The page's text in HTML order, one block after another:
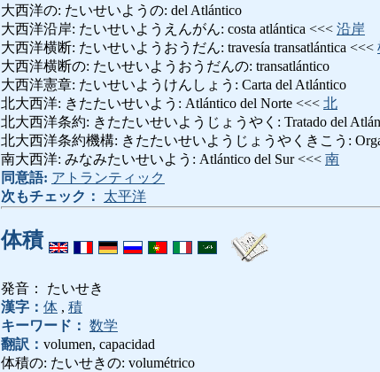
大西洋の: たいせいようの: del Atlántico
大西洋沿岸: たいせいようえんがん: costa atlántica <<< 沿岸
大西洋横断: たいせいようおうだん: travesía transatlántica <<<
大西洋横断の: たいせいようおうだんの: transatlántico
大西洋憲章: たいせいようけんしょう: Carta del Atlántico
北大西洋: きたたいせいよう: Atlántico del Norte <<< 北
北大西洋条約: きたたいせいようじょうやく: Tratado del
北大西洋条約機構: きたたいせいようじょうやくきこう:
南大西洋: みなみたいせいよう: Atlántico del Sur <<< 南
同意語: アトランティック
次もチェック：
太平洋
体積
発音： たいせき
漢字： 体 , 積
キーワード： 数学
翻訳： volumen, capacidad
体積の: たいせきの: volumétrico